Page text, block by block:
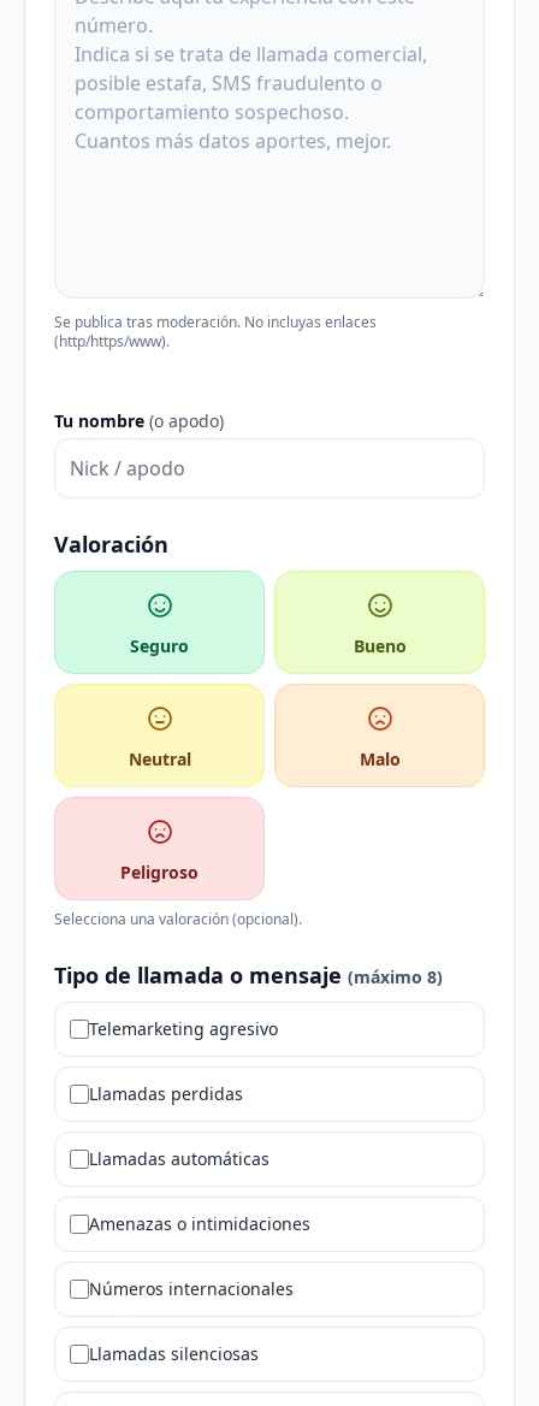
Se publica tras moderación. No incluyas enlaces
(http/https/www).
Tu nombre (o apodo)
Valoración
Seguro Bueno
Neutral Malo
Peligroso
Selecciona una valoración (opcional).
Tipo de llamada o mensaje (máximo 8)
Telemarketing agresivo
Llamadas perdidas
Llamadas automáticas
Amenazas o intimidaciones
Números internacionales
Llamadas silenciosas